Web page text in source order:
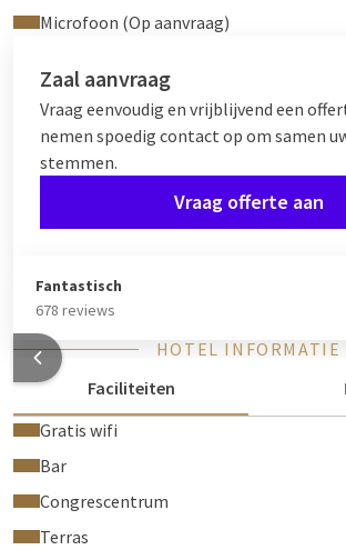
hele dag. Wanneer u een feest geeft in een
wordt er geen zaalhuur aangerekend vanaf
Microfoon (Op aanvraag)
Zaal aanvraag
Vraag eenvoudig en vrijblijvend een
nemen spoedig contact op om samen
stemmen.
Vraag offerte aan
Fantastisch
678 reviews
HOTEL INFORMATIE
Faciliteiten
Gratis wifi
Bar
Congrescentrum
Terras